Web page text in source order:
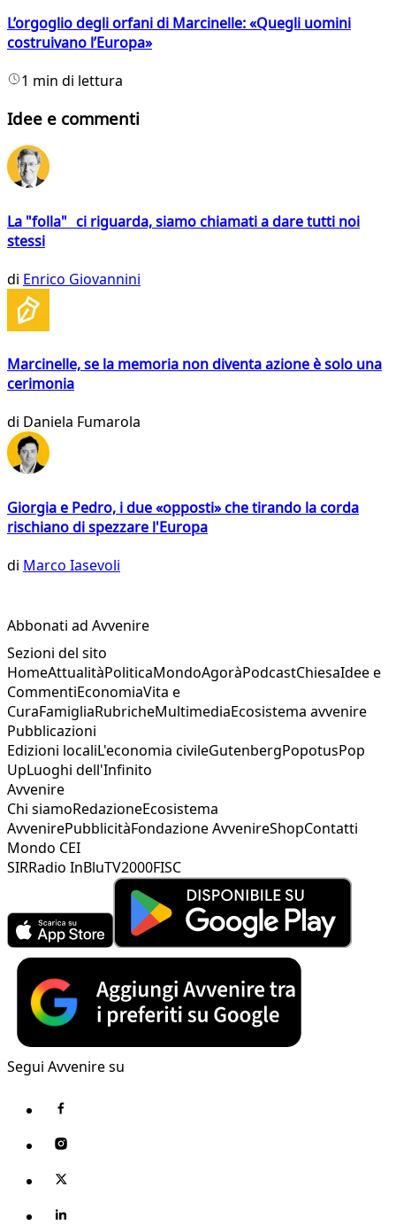
L’orgoglio degli orfani di Marcinelle: «Quegli uomini
costruivano l’Europa»
1 min di lettura
Idee e commenti
La "folla" ci riguarda, siamo chiamati a dare tutti noi
stessi
di Enrico Giovannini
Marcinelle, se la memoria non diventa azione è solo una
cerimonia
di Daniela Fumarola
Giorgia e Pedro, i due «opposti» che tirando la corda
rischiano di spezzare l'Europa
di Marco Iasevoli
Abbonati ad Avvenire
Sezioni del sito
HomeAttualitàPoliticaMondoAgoràPodcastChiesaIdee e
CommentiEconomiaVita e
CuraFamigliaRubricheMultimediaEcosistema avvenire
Pubblicazioni
Edizioni localiL'economia civileGutenbergPopotusPop
UpLuoghi dell'Infinito
Avvenire
Chi siamoRedazioneEcosistema
AvvenirePubblicitàFondazione AvvenireShopContatti
Mondo CEI
SIRRadio InBluTV2000FISC
Segui Avvenire su